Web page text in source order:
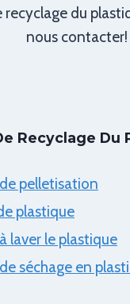
recyclage du
nous contacter!
Recyclage Du
pelletisation
plastique
laver le plastique
séchage en